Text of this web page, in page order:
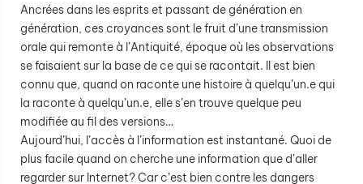
Ancrées dans les esprits et passant de génération en
génération, ces croyances sont le fruit d’une transmission
orale qui remonte à l’Antiquité, époque où les observations
se faisaient sur la base de ce qui se racontait. Il est bien
connu que, quand on raconte une histoire à quelqu’un.e qui
la raconte à quelqu’un.e, elle s’en trouve quelque peu
modifiée au fil des versions…
Aujourd’hui, l’accès à l’information est instantané. Quoi de
plus facile quand on cherche une information que d’aller
regarder sur Internet? Car c’est bien contre les dangers